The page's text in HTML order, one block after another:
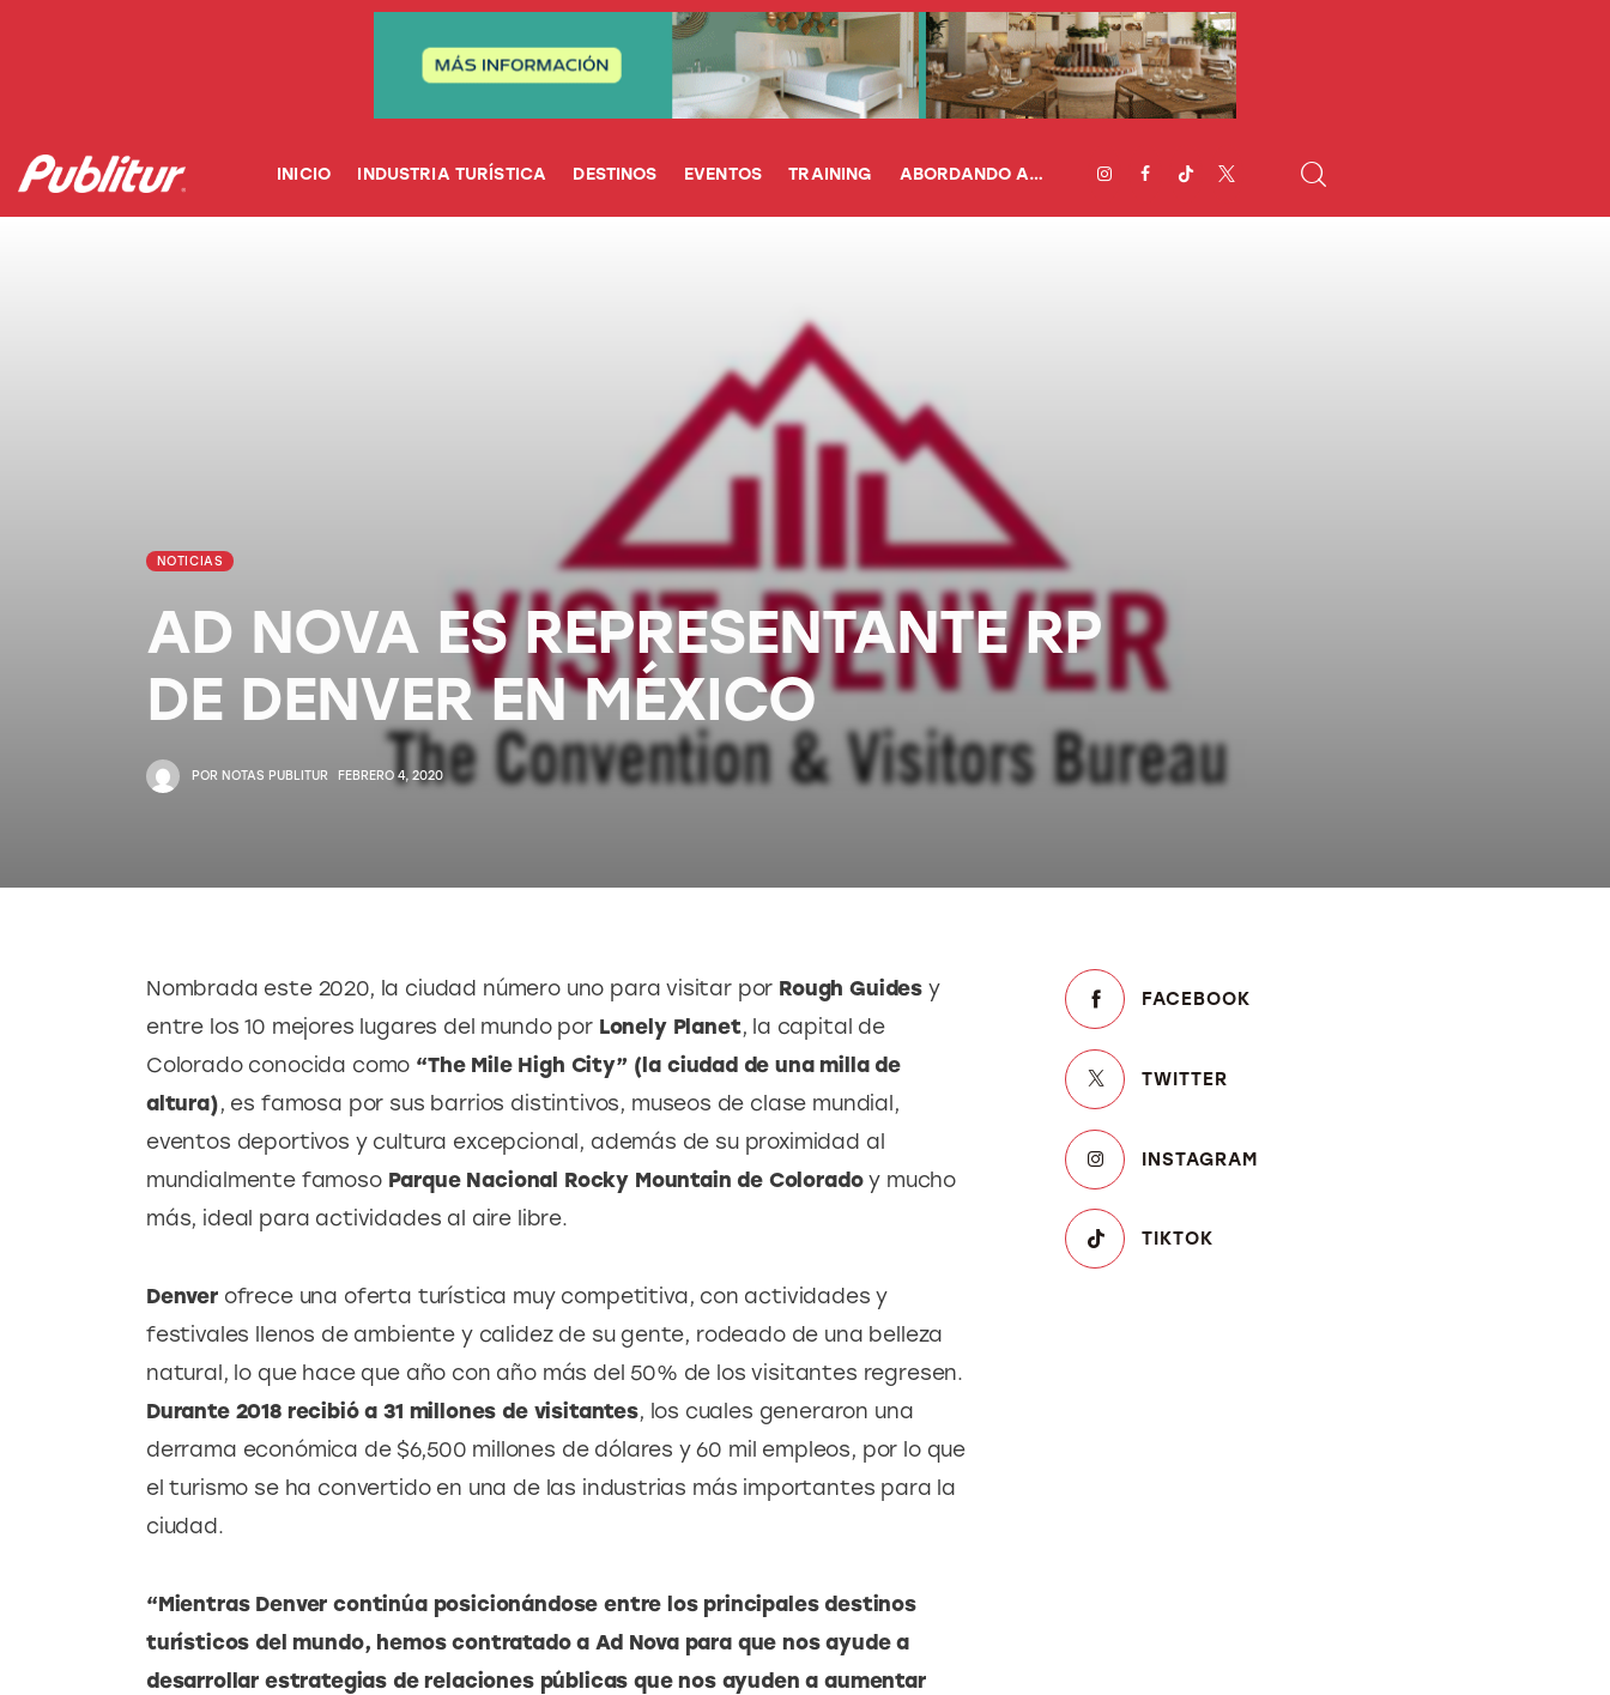
INICIO INDUSTRIA TURÍSTICA DESTINOS EVENTOS TRAINING ABORDANDO A…
NOTICIAS
AD NOVA ES REPRESENTANTE RP
DE DENVER EN MÉXICO
POR NOTAS PUBLITUR FEBRERO 4, 2020
Nombrada este 2020, la ciudad número uno para visitar por Rough Guides y
entre los 10 mejores lugares del mundo por Lonely Planet, la capital de
Colorado conocida como “The Mile High City” (la ciudad de una milla de
altura), es famosa por sus barrios distintivos, museos de clase mundial,
eventos deportivos y cultura excepcional, además de su proximidad al
mundialmente famoso Parque Nacional Rocky Mountain de Colorado y mucho
más, ideal para actividades al aire libre.
Denver ofrece una oferta turística muy competitiva, con actividades y
festivales llenos de ambiente y calidez de su gente, rodeado de una belleza
natural, lo que hace que año con año más del 50% de los visitantes regresen.
Durante 2018 recibió a 31 millones de visitantes, los cuales generaron una
derrama económica de $6,500 millones de dólares y 60 mil empleos, por lo que
el turismo se ha convertido en una de las industrias más importantes para la
ciudad.
“Mientras Denver continúa posicionándose entre los principales destinos
turísticos del mundo, hemos contratado a Ad Nova para que nos ayude a
desarrollar estrategias de relaciones públicas que nos ayuden a aumentar
FACEBOOK
TWITTER
INSTAGRAM
TIKTOK